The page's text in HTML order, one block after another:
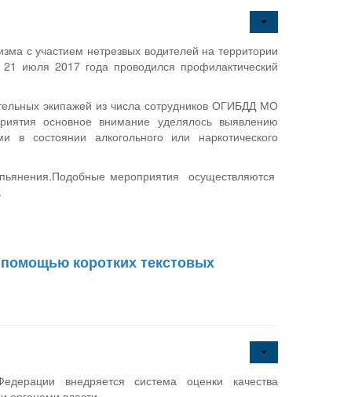
с участием нетрезвых водителей на территории
июля 2017 года проводился профилактический
экипажей из числа сотрудников ОГИБДД МО
основное внимание уделялось выявлению
в состоянии алкогольного или наркотического
мероприятия осуществляются
коротких текстовых
внедряется система оценки качества